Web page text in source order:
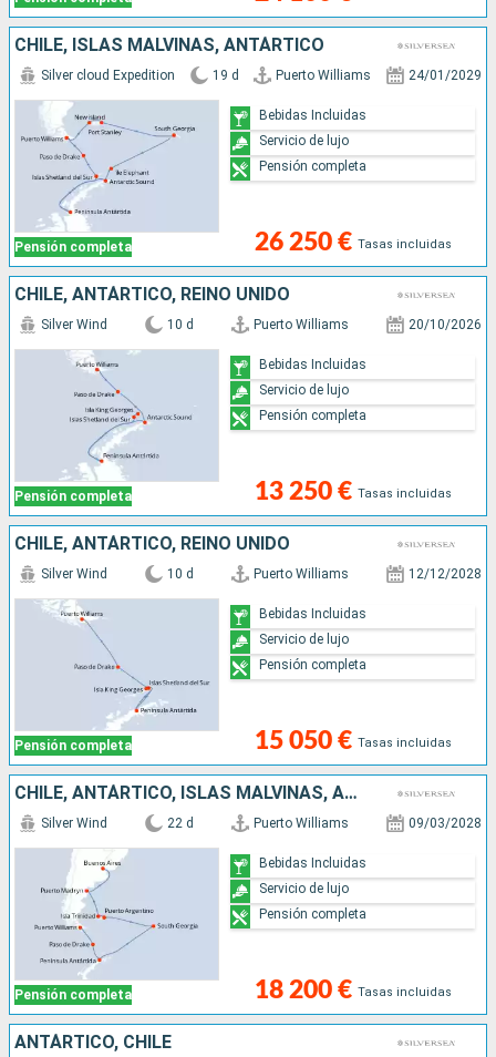
CHILE, ISLAS MALVINAS, ANTÁRTICO
Pensión completa
Silver cloud Expedition 19 d Puerto Williams 24/01/2029
26 250 € Tasas incluidas
Bebidas Incluidas
Servicio de lujo
Pensión completa
CHILE, ANTÁRTICO, REINO UNIDO
Pensión completa
Silver Wind 10 d Puerto Williams 20/10/2026
13 250 € Tasas incluidas
Bebidas Incluidas
Servicio de lujo
Pensión completa
CHILE, ANTÁRTICO, REINO UNIDO
Pensión completa
Silver Wind 10 d Puerto Williams 12/12/2028
15 050 € Tasas incluidas
Bebidas Incluidas
Servicio de lujo
Pensión completa
CHILE, ANTÁRTICO, ISLAS MALVINAS, ARGENTINA
Pensión completa
Silver Wind 22 d Puerto Williams 09/03/2028
18 200 € Tasas incluidas
Bebidas Incluidas
Servicio de lujo
Pensión completa
ANTÁRTICO, CHILE